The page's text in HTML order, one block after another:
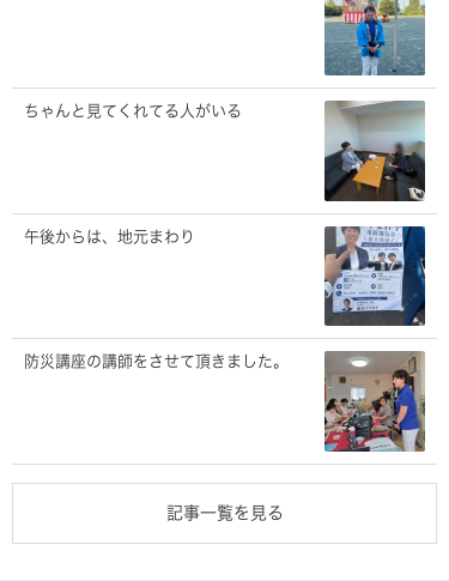
ちゃんと見てくれてる人がいる
午後からは、地元まわり
防災講座の講師をさせて頂きました。
記事一覧を見る